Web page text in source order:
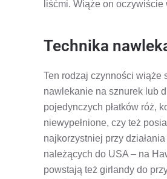
liśćmi. Wiąże on
Technika
Ten rodzaj czynności wiąże
nawlekanie na sznurek lub
pojedynczych płatków róż,
niewypełnione, czy też
najkorzystniej przy
należących do USA – na
powstają też girlandy do